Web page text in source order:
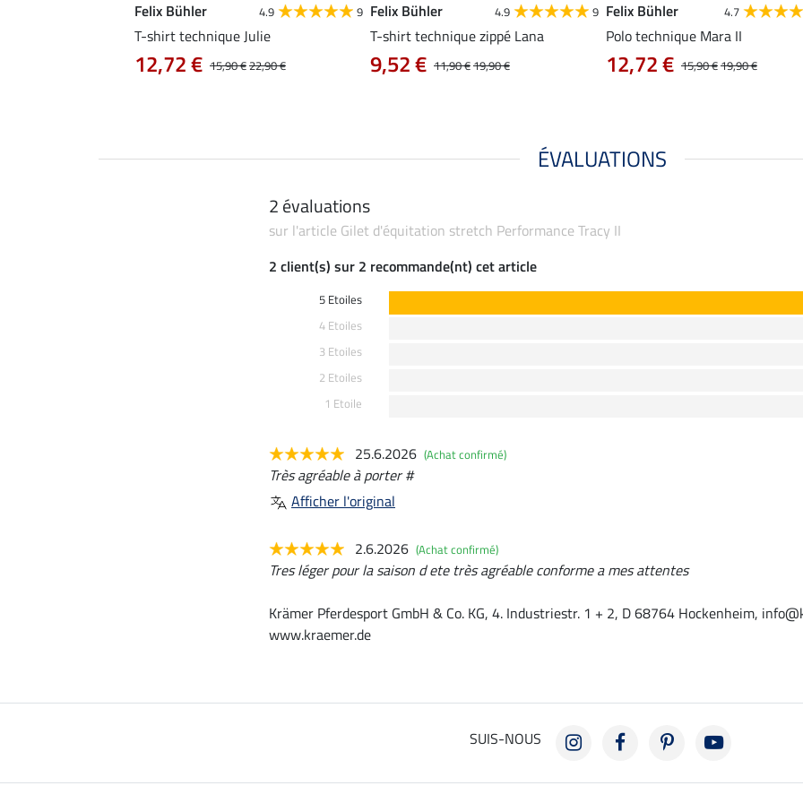
Felix Bühler 4.9 9
T-shirt technique Julie
15,90 €22,90 €
12,72 €
Felix Bühler 4.9 9
T-shirt technique zippé Lana
11,90 €19,90 €
9,52 €
Felix Bühler 4.7
Polo technique Mara II
15,90 €19,90 €
12,72 €
ÉVALUATIONS
2 évaluations
sur l'article Gilet d'équitation stretch Performance Tracy II
2 client(s) sur 2 recommande(nt) cet article
5 Etoiles
4 Etoiles
3 Etoiles
2 Etoiles
1 Etoile
25.6.2026 (Achat confirmé)
Très agréable à porter #
Afficher l'original
2.6.2026 (Achat confirmé)
Tres léger pour la saison d ete très agréable conforme a mes attentes
Krämer Pferdesport GmbH & Co. KG, 4. Industriestr. 1 + 2, D 68764 Hockenheim,
www.kraemer.de
SUIS-NOUS